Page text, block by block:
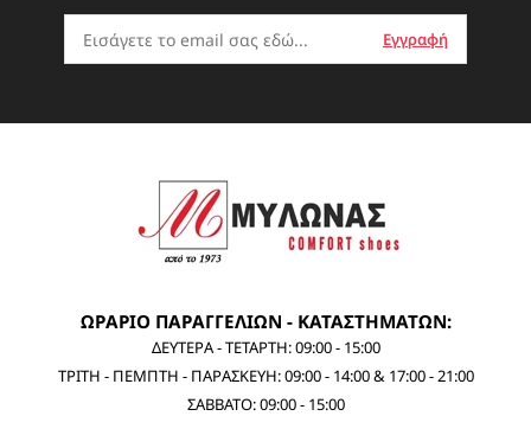
ΩΡΑΡΙΟ ΠΑΡΑΓΓΕΛΙΩΝ - ΚΑΤΑΣΤΗΜΑΤΩΝ:
ΔΕΥΤΕΡΑ - ΤΕΤΑΡΤΗ: 09:00 - 15:00
ΤΡΙΤΗ - ΠΕΜΠΤΗ - ΠΑΡΑΣΚΕΥΗ: 09:00 - 14:00 & 17:00 - 21:00
ΣΑΒΒΑΤΟ: 09:00 - 15:00